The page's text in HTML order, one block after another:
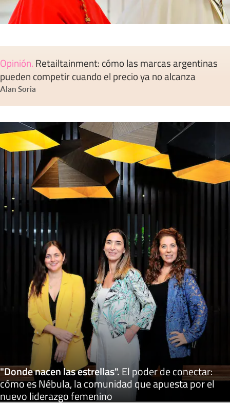
Opinión. Retailtainment: cómo las marcas argentinas
pueden competir cuando el precio ya no alcanza
Alan Soria
"Donde nacen las estrellas".El poder de conectar:
cómo es Nébula, la comunidad que apuesta por el
nuevo liderazgo femenino